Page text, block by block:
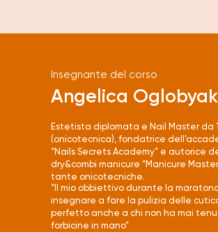
Angelica Oglobyak
Insegnante del corso
Estetista diplomata e Nail Master da
(onicotecnica), fondatrice
“Nails Secrets Academy” e autorice
dry&combi manicure “Manicure
tante onicotecniche.
“Il mio obbiettivo durante la
insegnare a fare la pulizia delle
perfetto anche a chi non ha mai
forbicine in mano”